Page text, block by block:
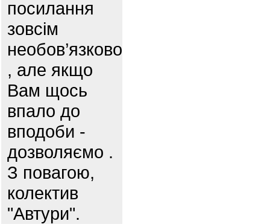
посилання
зовсім
необов’язково
, але якщо
Вам щось
впало до
вподоби -
дозволяємо .
З повагою,
колектив
"Автури".